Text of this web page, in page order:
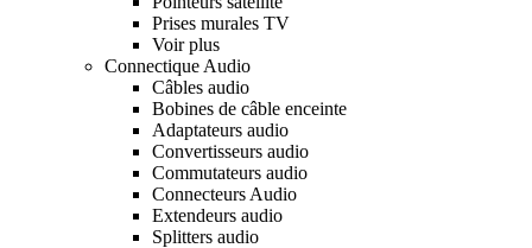
Prises murales TV
Voir plus
Connectique Audio
Câbles audio
Bobines de câble enceinte
Adaptateurs audio
Convertisseurs audio
Commutateurs audio
Connecteurs Audio
Extendeurs audio
Splitters audio